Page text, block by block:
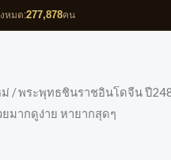
หมด:277,878คน
/ พระพุทธชินราชอินโดจีน ปี
มากดูง่าย หายากสุดๆ